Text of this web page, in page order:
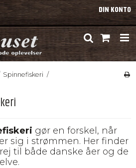
DIN KONTO
Spinnefiskeri /
gør en forskel, når
sig i strømmen. Her finder
til både danske åer og de